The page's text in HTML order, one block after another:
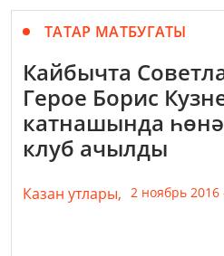
ТАТАР МАТБУГАТЫ
Кайбычта
Герое Борис
катнашында
клуб ачылды
Казан утлары, 2 ноябрь 2016